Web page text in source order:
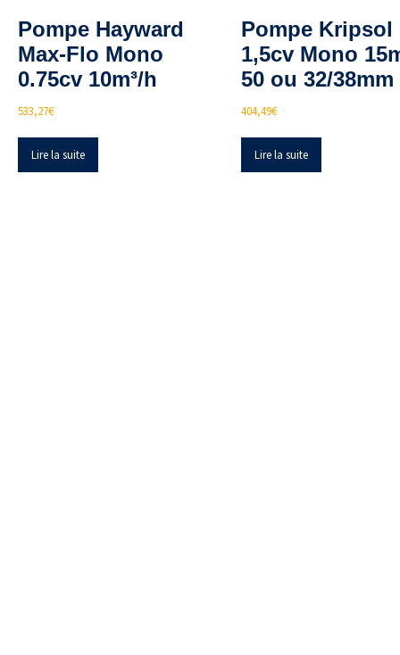
Pompe Hayward
Max-Flo Mono
0.75cv 10m³/h
533,27€
Lire la suite
Pompe Kripsol
1,5cv Mono
50 ou 32/38mm
404,49€
Lire la suite